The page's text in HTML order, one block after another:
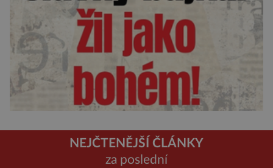
NEJČTENĚJŠÍ ČLÁNKY
za poslední